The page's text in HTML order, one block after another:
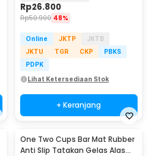
Rp26.800
Rp50.900 48%
Online JKTP
JKTB
JKTU
TGR CKP
PBKS
PDPK
Lihat Ketersediaan Stok
+ Keranjang
One Two Cups Bar Mat Rubber
Anti Slip Tatakan Gelas Alas